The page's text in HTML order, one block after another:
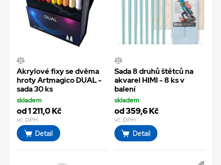
Akrylové fixy se dvěma
hroty Artmagico DUAL -
sada 30 ks
skladem
od 1 211,0 Kč
vč. DPH
Detail
Sada 8 druhů štětců na
akvarel HIMI - 8 ks v
balení
skladem
od 359,6 Kč
vč. DPH
Detail